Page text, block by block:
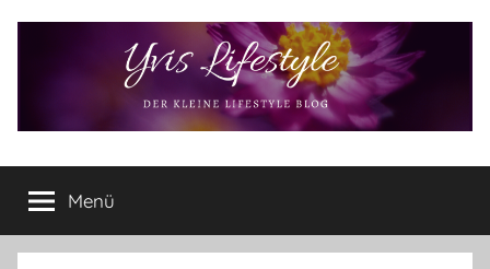
Yvis
Lifestyle
Lifestyle
Blog
–
Menü